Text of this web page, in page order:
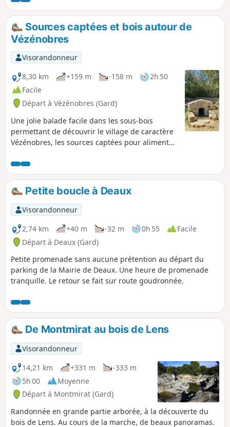
Sources captées et bois autour de
Vézénobres
Visorandonneur
8,30 km
+159 m -158 m
2h 50
Facile
Départ à Vézénobres (Gard)
Une jolie balade facile dans les sous-bois
permettant de découvrir le village de caractère
Vézénobres, les sources captées pour alimenter
Cévennes. Toute la randonnée suit des chemins
de randonnée balisés.
Petite boucle à Deaux
Visorandonneur
2,74 km
+40 m -32 m 0h 55
Facile
Départ à Deaux (Gard)
Petite promenade sans aucune prétention au départ du
parking de la Mairie de Deaux. Une heure de promenade
tranquille. Le retour se fait sur route goudronnée.
De Montmirat au bois de Lens
Visorandonneur
14,21 km
+331 m
-333 m
5h 00
Moyenne
Départ à Montmirat (Gard)
Randonnée en grande partie arborée, à la découverte du
bois de Lens. Au cours de la marche, de beaux panoramas.